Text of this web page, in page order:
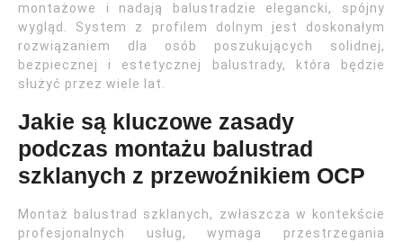
montażowe i nadają balustradzie elegancki, spójny
wygląd. System z profilem dolnym jest doskonałym
rozwiązaniem dla osób poszukujących solidnej,
bezpiecznej i estetycznej balustrady, która będzie
służyć przez wiele lat.
Jakie są kluczowe zasady
podczas montażu balustrad
szklanych z przewoźnikiem OCP
Montaż balustrad szklanych, zwłaszcza w kontekście
profesjonalnych usług, wymaga przestrzegania